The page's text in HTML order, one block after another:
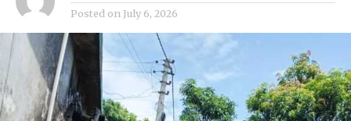
Posted on July 6, 2026